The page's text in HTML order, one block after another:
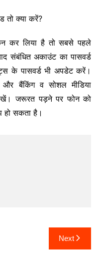
तो क्या करें?
कर लिया है तो सबसे पहले
संबंधित अकाउंट का पासवर्ड
के पासवर्ड भी अपडेट करें।
बैंकिंग व सोशल मीडिया
जरूरत पड़ने पर फोन को
हो सकता है।
Next